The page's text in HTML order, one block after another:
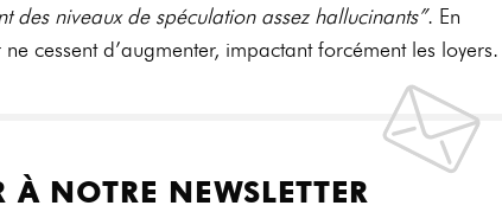
des niveaux de spéculation assez hallucinants”. En
cessent d’augmenter, impactant forcément les loyers.
À NOTRE NEWSLETTER